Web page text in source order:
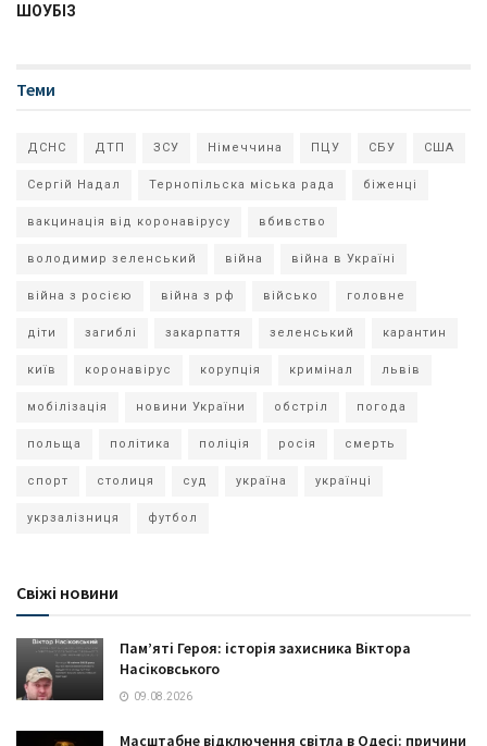
ШОУБІЗ
Теми
ДСНС ДТП ЗСУ Німеччина ПЦУ СБУ США
Сергій Надал Тернопільска міська рада біженці
вакцинація від коронавірусу вбивство
володимир зеленський війна війна в Україні
війна з росією війна з рф військо головне
діти загиблі закарпаття зеленський карантин
київ коронавірус корупція кримінал львів
мобілізація новини України обстріл погода
польща політика поліція росія смерть
спорт столиця суд україна українці
укрзалізниця футбол
Свіжі новини
Пам’яті Героя: історія захисника Віктора
Насіковського
09.08.2026
Масштабне відключення світла в Одесі: причини